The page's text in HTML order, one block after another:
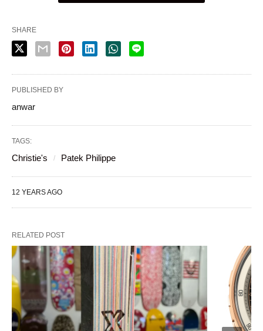
SHARE
PUBLISHED BY
anwar
TAGS:
Christie's Patek Philippe
12 YEARS AGO
RELATED POST